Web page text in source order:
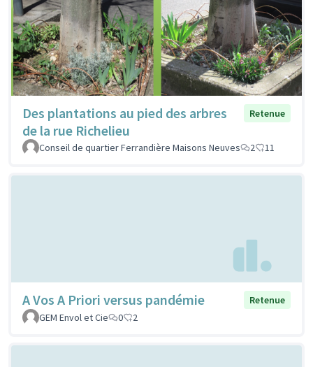
Des plantations au pied des arbres
de la rue Richelieu
Retenue
Conseil de quartier Ferrandière Maisons Neuves 2 11
A Vos A Priori versus pandémie
Retenue
GEM Envol et Cie
0 2